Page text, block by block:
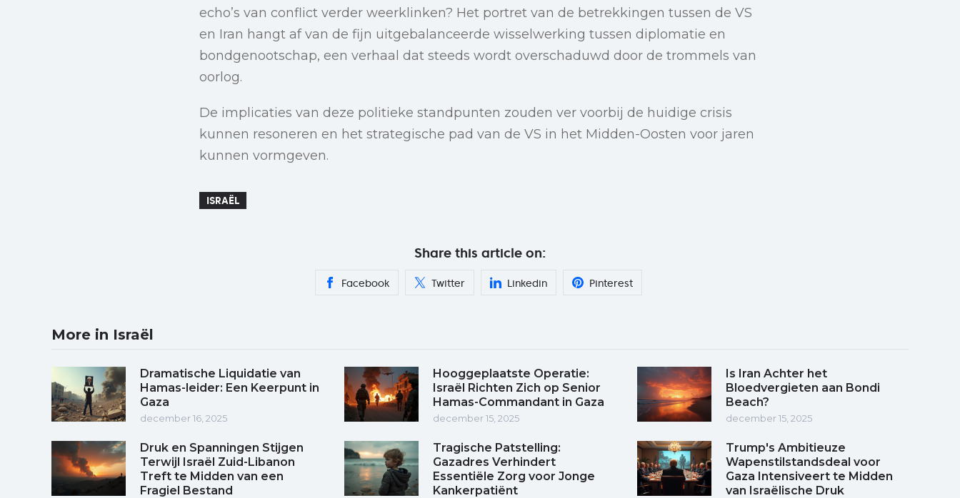
echo’s van conflict verder weerklinken? Het portret van de betrekkingen tussen de VS
en Iran hangt af van de fijn uitgebalanceerde wisselwerking tussen diplomatie en
bondgenootschap, een verhaal dat steeds wordt overschaduwd door de trommels van
oorlog.
De implicaties van deze politieke standpunten zouden ver voorbij de huidige crisis
kunnen resoneren en het strategische pad van de VS in het Midden-Oosten voor jaren
kunnen vormgeven.
ISRAËL
Share this article on:
Facebook Twitter Linkedin Pinterest
More in Israël
Dramatische Liquidatie van
Hamas-leider: Een Keerpunt in
Gaza
december 16, 2025
Hooggeplaatste Operatie:
Israël Richten Zich op Senior
Hamas-Commandant in Gaza
december 15, 2025
Is Iran Achter het
Bloedvergieten aan Bondi
Beach?
december 15, 2025
Druk en Spanningen Stijgen
Terwijl Israël Zuid-Libanon
Treft te Midden van een
Fragiel Bestand
Tragische Patstelling:
Gazadres Verhindert
Essentiële Zorg voor Jonge
Kankerpatiënt
Trump's Ambitieuze
Wapenstilstandsdeal voor
Gaza Intensiveert te Midden
van Israëlische Druk